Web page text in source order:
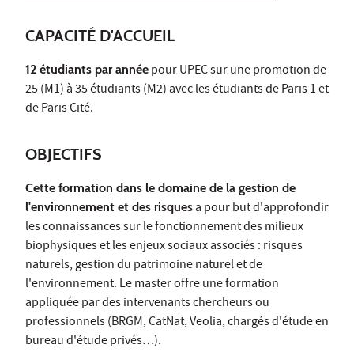
CAPACITÉ D'ACCUEIL
12 étudiants par année pour UPEC sur une promotion de
25 (M1) à 35 étudiants (M2) avec les étudiants de Paris 1 et
de Paris Cité.
OBJECTIFS
Cette formation dans le domaine de la gestion de
l'environnement et des risquesa pour but d'approfondir
les connaissances sur le fonctionnement des milieux
biophysiques et les enjeux sociaux associés : risques
naturels, gestion du patrimoine naturel et de
l'environnement. Le master offre une formation
appliquée par des intervenants chercheurs ou
professionnels (BRGM, CatNat, Veolia, chargés d'étude en
bureau d'étude privés…).